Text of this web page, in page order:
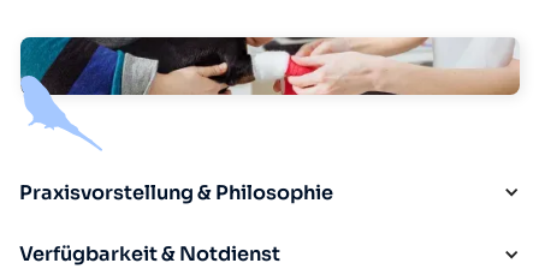
Praxisvorstellung & Philosophie
Verfügbarkeit & Notdienst